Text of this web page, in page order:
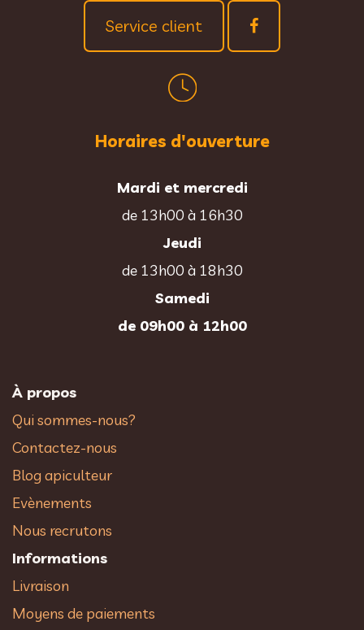
Service client
Horaires d'ouverture
Mardi et mercredi
de 13h00 à 16h30
Jeudi
de 13h00 à 18h30
Samedi
de 09h00 à 12h00
À propos
Qui sommes-nous?
Contactez-nous
Blog apiculteur
Evènements
Nous recrutons
Informations
Livraison
Moyens de paiements